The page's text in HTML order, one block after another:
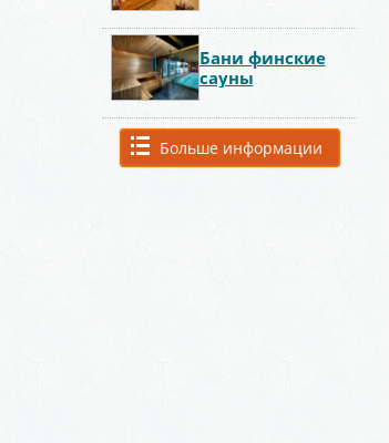
Бани финские
сауны
Больше информации